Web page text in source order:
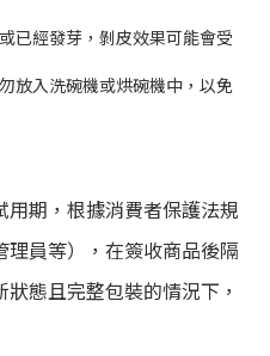
已經發芽，剝皮效果可能會受
放入洗碗機或烘碗機中，以免
期，根據消費者保護法規
員等），在簽收商品後隔
態且完整包裝的情況下，